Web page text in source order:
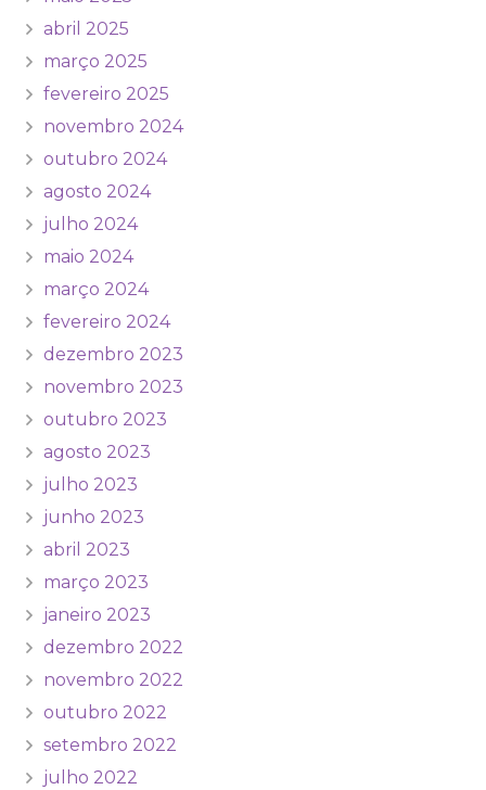
abril 2025
março 2025
fevereiro 2025
novembro 2024
outubro 2024
agosto 2024
julho 2024
maio 2024
março 2024
fevereiro 2024
dezembro 2023
novembro 2023
outubro 2023
agosto 2023
julho 2023
junho 2023
abril 2023
março 2023
janeiro 2023
dezembro 2022
novembro 2022
outubro 2022
setembro 2022
julho 2022